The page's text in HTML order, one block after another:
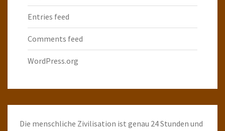
Entries feed
Comments feed
WordPress.org
Die menschliche Zivilisation ist genau 24 Stunden und